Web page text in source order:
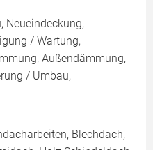
Neueindeckung,
/ Wartung,
Außendämmung,
/ Umbau,
Blechdach,